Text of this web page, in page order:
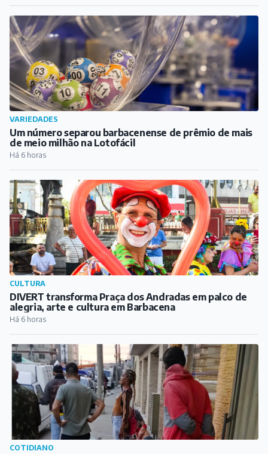
VARIEDADES
Um número separou barbacenense de prêmio de mais
de meio milhão na Lotofácil
Há 6 horas
CULTURA
DIVERT transforma Praça dos Andradas em palco de
alegria, arte e cultura em Barbacena
Há 6 horas
COTIDIANO